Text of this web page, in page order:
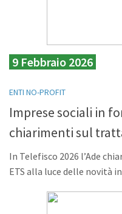
9 Febbraio 2026
ENTI NO-PROFIT
Imprese sociali in
chiarimenti sul
In Telefisco 2026 l’Ade
ETS alla luce delle novità